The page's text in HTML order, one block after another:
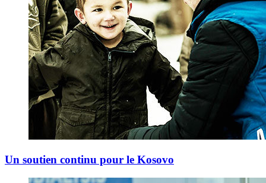
Un soutien continu pour le Kosovo